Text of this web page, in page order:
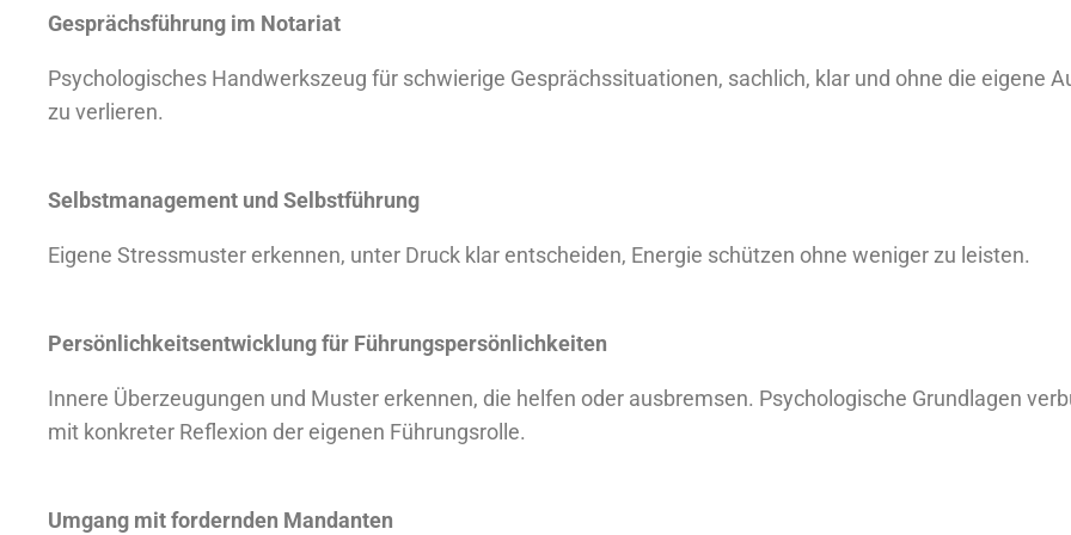
Gesprächsführung im Notariat
Psychologisches Handwerkszeug für schwierige Gesprächssituationen, sachlich, klar und ohne die eigene
zu verlieren.
Selbstmanagement und Selbstführung
Eigene Stressmuster erkennen, unter Druck klar entscheiden, Energie schützen ohne weniger zu leisten.
Persönlichkeitsentwicklung für Führungspersönlichkeiten
Innere Überzeugungen und Muster erkennen, die helfen oder ausbremsen. Psychologische Grundlagen
mit konkreter Reflexion der eigenen Führungsrolle.
Umgang mit fordernden Mandanten